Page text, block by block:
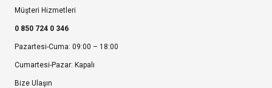
Müşteri Hizmetleri
0 850 724 0 346
Pazartesi-Cuma: 09:00 – 18:00
Cumartesi-Pazar: Kapalı
Bize Ulaşın